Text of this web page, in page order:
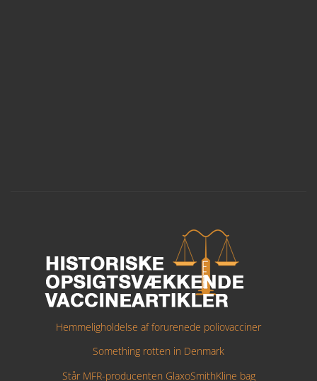
Hemmeligholdelse af forurenede poliovacciner
Something rotten in Denmark
Står MFR-producenten GlaxoSmithKline bag